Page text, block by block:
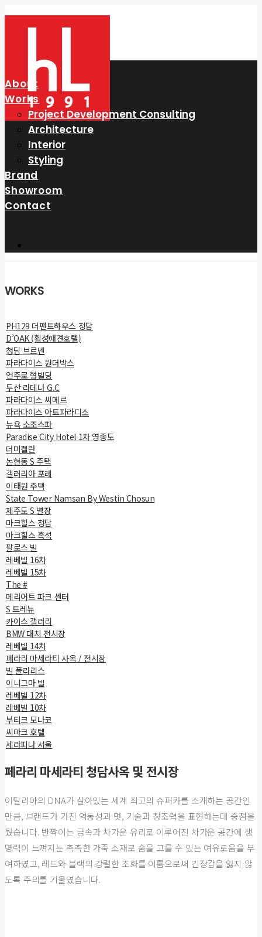
About
Works
Project Development Consulting
Architecture
Interior
Styling
Brand
Showroom
Contact
WORKS
PH129 더팬트하우스 청담
D’OAK (횡성애견호텔)
청담 브르넨
파라다이스 원더박스
언주로 형빌딩
두산 라데나 G.C
파라다이스 씨메르
파라다이스 아트파라디소
뉴욕 소조스파
Paradise City Hotel 1차 영종도
더미켈란
논현동 S 주택
갤러리아 포레
이태원 주택
State Tower Namsan By Westin Chosun
제주도 S 별장
마크힐스 청담
마크힐스 흑석
팔로스 빌
레베빌 16차
레베빌 15차
The #
메리어트 파크 센터
S 트레뉴
카이스 갤러리
BMW 대치 전시장
레베빌 14차
페라리 마세라티 사옥 / 전시장
빌 폴라리스
이니그마 빌
레베빌 12차
레베빌 10차
부티크 모나코
씨마크 호텔
세라피나 서울
페라리 마세라티 청담사옥 및 전시장
이탈리아의 DNA가 살아있는 세계 최고의 슈퍼카를 소개하는 공간인
만큼, 브랜드가 가진 역동성과 멋, 기술과 창조력을 표현하는데 중점을
뒀습니다. 반짝이는 금속과 차가운 유리로 이루어진 차가운 공간에 생
명력이 느껴지는 촉촉한 가죽 소재로 숨을 고를 수 있는 여유로움을 부
여하였고, 레드와 블랙의 강렬한 조화를 이룸으로써 긴장감을 잃지 않
도록 주의를 기울였습니다.